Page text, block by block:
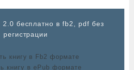
2.0 бесплатно в fb2, pdf без
регистрации